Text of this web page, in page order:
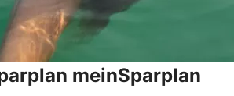
meinSparplan